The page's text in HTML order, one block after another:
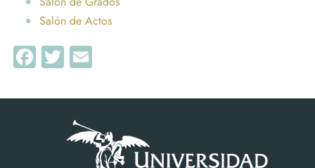
Salón de Actos
Facebook
Twitter